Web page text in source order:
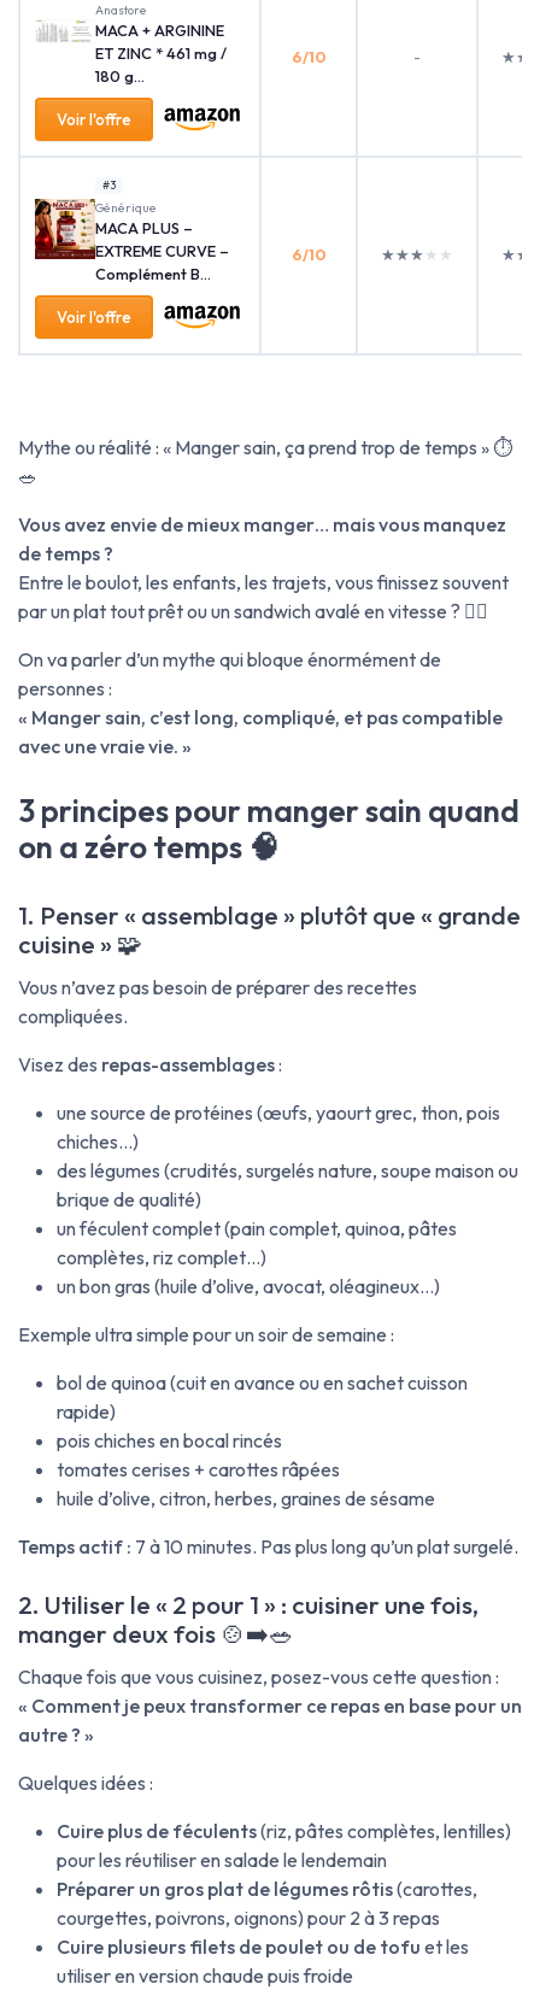
Anastore
MACA + ARGININE
ET ZINC * 461 mg /
180 g...
Voir l'offre
6/10 -
#3
‎Générique
MACA PLUS –
EXTREME CURVE –
Complément B...
Voir l'offre
6/10 ★★★★★
★★★★★
Mythe ou réalité : « Manger sain, ça prend trop de temps » ⏱️
🥗
Vous avez envie de mieux manger… mais vous manquez
de temps ?
Entre le boulot, les enfants, les trajets, vous finissez souvent
par un plat tout prêt ou un sandwich avalé en vitesse ? 😵‍💫
On va parler d’un mythe qui bloque énormément de
personnes :
« Manger sain, c’est long, compliqué, et pas compatible
avec une vraie vie. »
3 principes pour manger sain quand
on a zéro temps 🧠
1. Penser « assemblage » plutôt que « grande
cuisine » 🧩
Vous n’avez pas besoin de préparer des recettes
compliquées.
Visez des repas-assemblages:
une source de protéines (œufs, yaourt grec, thon, pois
chiches…)
des légumes (crudités, surgelés nature, soupe maison ou
brique de qualité)
un féculent complet (pain complet, quinoa, pâtes
complètes, riz complet…)
un bon gras (huile d’olive, avocat, oléagineux…)
Exemple ultra simple pour un soir de semaine :
bol de quinoa (cuit en avance ou en sachet cuisson
rapide)
pois chiches en bocal rincés
tomates cerises + carottes râpées
huile d’olive, citron, herbes, graines de sésame
Temps actif : 7 à 10 minutes. Pas plus long qu’un plat surgelé.
2. Utiliser le « 2 pour 1 » : cuisiner une fois,
manger deux fois 🍲➡️🥗
Chaque fois que vous cuisinez, posez-vous cette question :
« Comment je peux transformer ce repas en base pour un
autre ? »
Quelques idées :
Cuire plus de féculents(riz, pâtes complètes, lentilles)
pour les réutiliser en salade le lendemain
Préparer un gros plat de légumes rôtis(carottes,
courgettes, poivrons, oignons) pour 2 à 3 repas
Cuire plusieurs filets de poulet ou de tofu et les
utiliser en version chaude puis froide